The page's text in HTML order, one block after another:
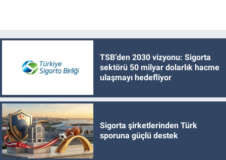
TSB’den 2030 vizyonu: Sigorta
sektörü 50 milyar dolarlık hacme
ulaşmayı hedefliyor
Sigorta şirketlerinden Türk
sporuna güçlü destek